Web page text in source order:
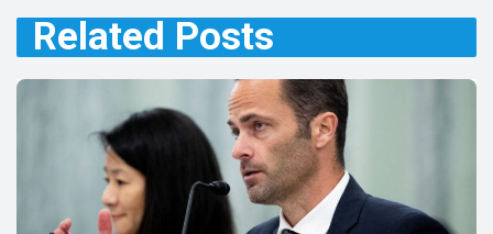
Related Posts